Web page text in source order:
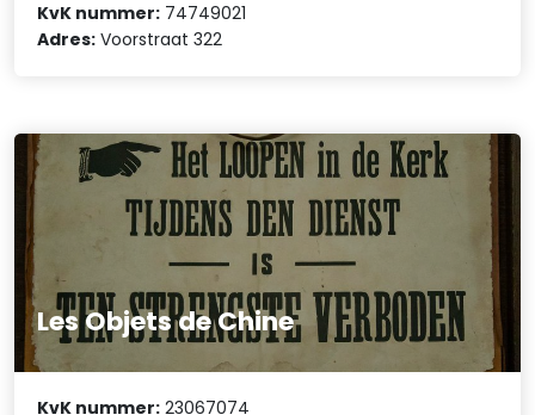
KvK nummer: 74749021
Adres: Voorstraat 322
Les Objets de Chine
KvK nummer: 23067074